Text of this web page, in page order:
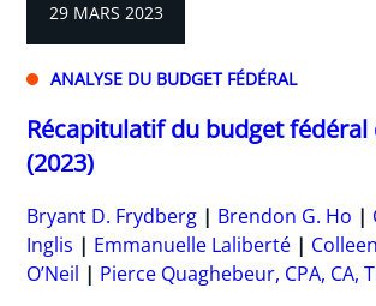
29 MARS 2023
ANALYSE DU BUDGET FÉDÉRAL
Récapitulatif du budget fédéral
(2023)
Bryant D. Frydberg Brendon G. Ho
Inglis
Emmanuelle Laliberté
O’Neil
Pierce Quaghebeur, CPA, CA,